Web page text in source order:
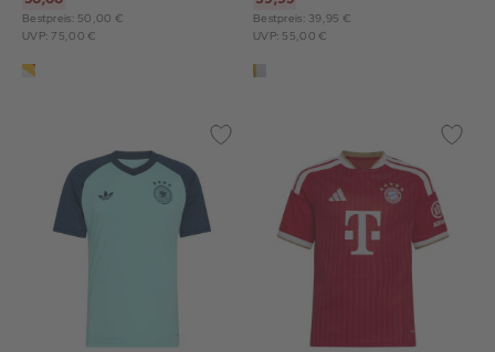
Bestpreis: 50,00 €
UVP: 75,00 €
Bestpreis: 39,95 €
UVP: 55,00 €